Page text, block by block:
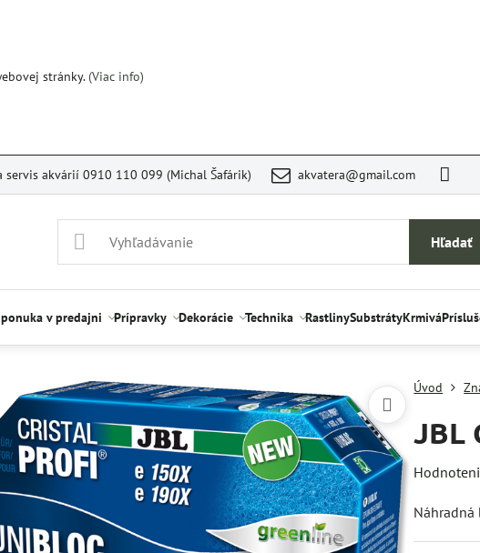
servis akvárií 0910 110 099 (Michal Šafárik) akvatera@gmail.com
Hľadať
v predajni Prípravky Dekorácie Technika RastlinySubstrátyKrmivá
Úvod
JBL
stránky.(Viac info)